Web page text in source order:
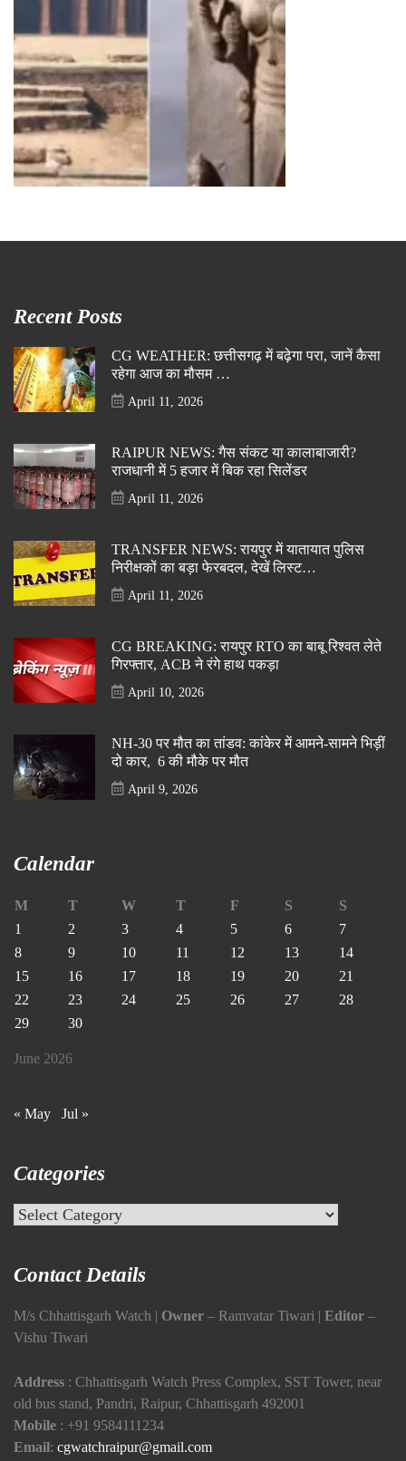
Recent Posts
CG WEATHER: छत्तीसगढ़ में बढ़ेगा परा, जानें कैसा
रहेगा आज का मौसम …
April 11, 2026
RAIPUR NEWS: गैस संकट या कालाबाजारी?
राजधानी में 5 हजार में बिक रहा सिलेंडर
April 11, 2026
TRANSFER NEWS: रायपुर में यातायात पुलिस
निरीक्षकों का बड़ा फेरबदल, देखें लिस्ट…
April 11, 2026
CG BREAKING: रायपुर RTO का बाबू रिश्वत लेते
गिरफ्तार, ACB ने रंगे हाथ पकड़ा
April 10, 2026
NH-30 पर मौत का तांडव: कांकेर में आमने-सामने भिड़ीं
दो कार, 6 की मौके पर मौत
April 9, 2026
Calendar
June 2026
M T W T F S
S
1
2 3 4 5 6
7
8
9 10 11 12 13
14
15
16 17 18 19 20
21
22
23 24 25 26 27
28
29
30
« May Jul »
Categories
Categories
Contact Details
M/s Chhattisgarh Watch | Owner – Ramvatar Tiwari | Editor –
Vishu Tiwari
Address : Chhattisgarh Watch Press Complex, SST Tower, near
old bus stand, Pandri, Raipur, Chhattisgarh 492001
Mobile : +91 9584111234
Email: cgwatchraipur@gmail.com